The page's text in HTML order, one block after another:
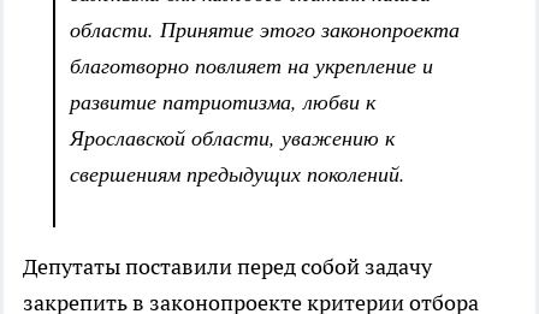
области. Принятие этого законопроекта
благотворно повлияет на укрепление и
развитие патриотизма, любви к
Ярославской области, уважению к
свершениям предыдущих поколений.
Депутаты поставили перед собой задачу
закрепить в законопроекте критерии отбора